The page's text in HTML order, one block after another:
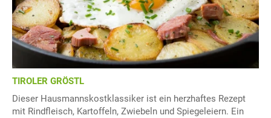
TIROLER GRÖSTL
Dieser Hausmannskostklassiker ist ein herzhaftes Rezept
mit Rindfleisch, Kartoffeln, Zwiebeln und Spiegeleiern. Ein